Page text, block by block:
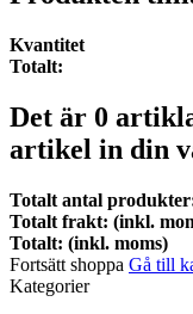
Kvantitet
Totalt:
Det är 0
artikel in din
Totalt antal
Totalt frakt: (inkl.
Totalt: (inkl. moms)
Fortsätt shoppa Gå till
Kategorier